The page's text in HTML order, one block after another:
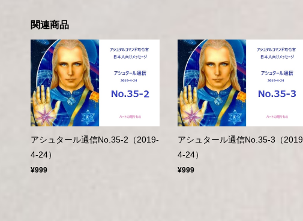
関連商品
アシュタール通信No.35-2（2019-
4-24）
¥999
アシュタール通信No.35-3（
4-24）
¥999